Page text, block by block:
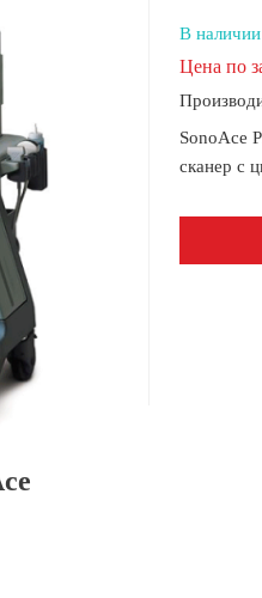
В наличии
Цена по
SonoAce
сканер с